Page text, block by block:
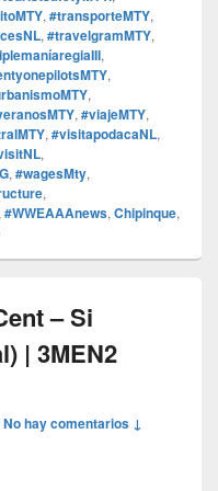
, #transporteMTY,
, #travelgramMTY,
,
,
,
, #viajeMTY,
, #visitapodacaNL,
,
, #wagesMty,
,
#WWEAAAnews, Chipinque,
– Si
| 3MEN2
No hay comentarios ↓